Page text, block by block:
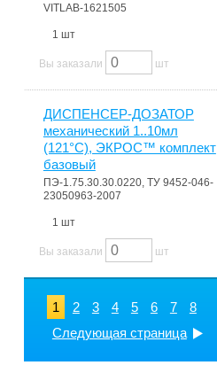
VITLAB-1621505
1 шт
Вы заказали шт
ДИСПЕНСЕР-ДОЗАТОР
механический 1..10мл
(121°С), ЭКРОС™ комплект
базовый
ПЭ-1.75.30.30.0220, ТУ 9452-046-
23050963-2007
1 шт
Вы заказали шт
1 2 3 4 5 6 7
8
Следующая страница